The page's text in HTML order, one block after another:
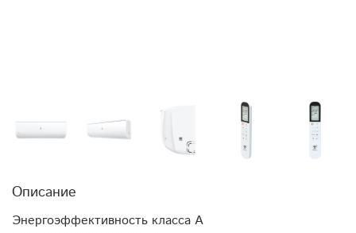
Описание
Энергоэффективность класса А